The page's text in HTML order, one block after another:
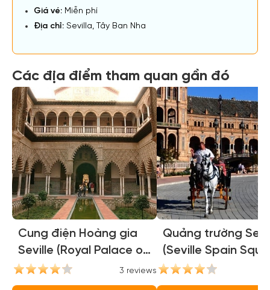
Giá vé: Miễn phí
Địa chỉ: Sevilla, Tây Ban Nha
Các địa điểm tham quan gần đó
Cung điện Hoàng gia
Seville (Royal Palace of
Seville)
3 reviews
Quảng trường
(Seville Spain